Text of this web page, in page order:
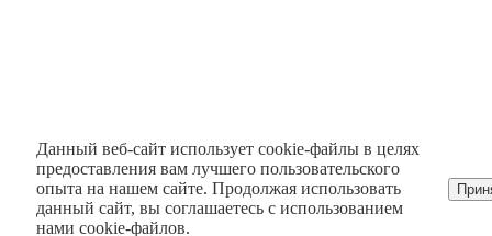
Данный веб-сайт использует cookie-файлы в целях
предоставления вам лучшего пользовательского
опыта на нашем сайте. Продолжая использовать
данный сайт, вы соглашаетесь с использованием
нами cookie-файлов.